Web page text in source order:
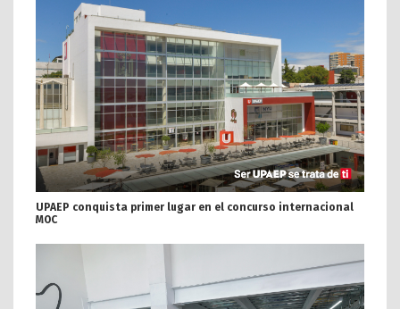
UPAEP conquista primer lugar en el concurso internacional
MOC